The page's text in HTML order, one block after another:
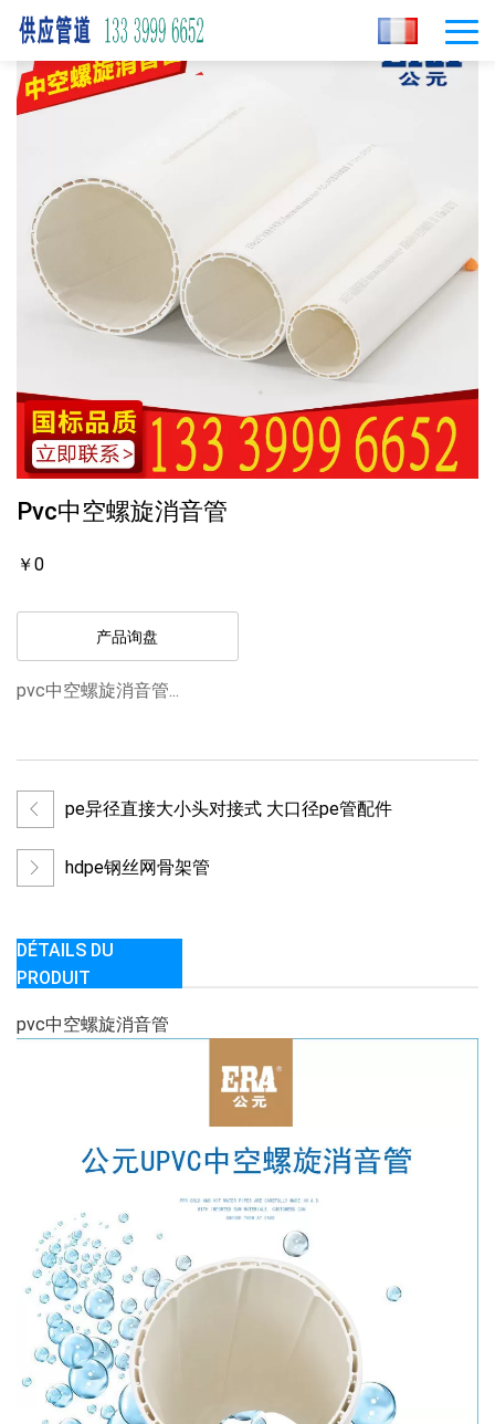
Pvc中空螺旋消音管
￥0
产品询盘
pvc中空螺旋消音管...
pe异径直接大小头对接式 大口径pe管配件
hdpe钢丝网骨架管
DÉTAILS DU
PRODUIT
pvc中空螺旋消音管